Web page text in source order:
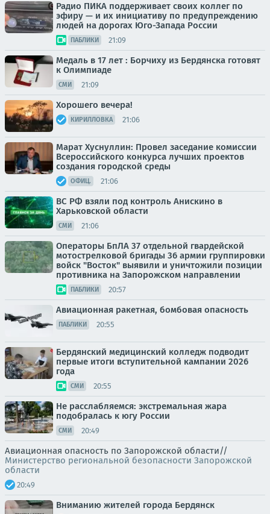
Радио ПИКА поддерживает своих коллег по
эфиру — и их инициативу по предупреждению
людей на дорогах Юго-Запада России
ПАБЛИКИ 21:09
Медаль в 17 лет : Борчиху из Бердянска готовят
к Олимпиаде
СМИ 21:09
Хорошего вечера!
КИРИЛЛОВКА 21:06
Марат Хуснуллин: Провел заседание комиссии
Всероссийского конкурса лучших проектов
создания городской среды
ОФИЦ. 21:06
ВС РФ взяли под контроль Анискино в
Харьковской области
СМИ 21:06
Операторы БпЛА 37 отдельной гвардейской
мотострелковой бригады 36 армии группировки
войск "Восток" выявили и уничтожили позиции
противника на Запорожском направлении
ПАБЛИКИ 20:57
Авиационная ракетная, бомбовая опасность
ПАБЛИКИ 20:55
Бердянский медицинский колледж подводит
первые итоги вступительной кампании 2026
года
СМИ 20:55
Не расслабляемся: экстремальная жара
подобралась к югу России
СМИ 20:49
Авиационная опасность по Запорожской области//
Министерство региональной безопасности Запорожской
области
20:49
Вниманию жителей города Бердянск